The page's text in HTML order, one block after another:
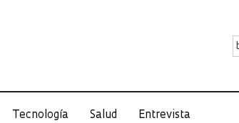
Tecnología Salud Entrevista